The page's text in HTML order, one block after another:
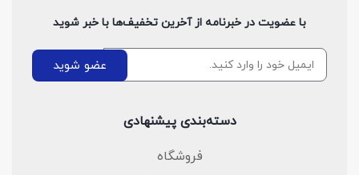
با عضویت در خبرنامه از آخرین تخفیف‌ها با خبر شوید
عضو شوید
دسته‌بندی پیشنهادی
فروشگاه